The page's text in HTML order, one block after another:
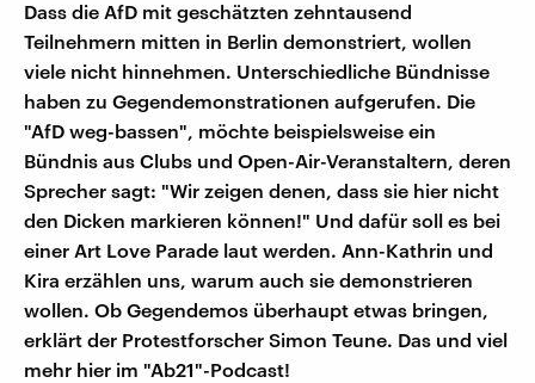
Dass die AfD mit geschätzten zehntausend
Teilnehmern mitten in Berlin demonstriert, wollen
viele nicht hinnehmen. Unterschiedliche Bündnisse
haben zu Gegendemonstrationen aufgerufen. Die
"AfD weg-bassen", möchte beispielsweise ein
Bündnis aus Clubs und Open-Air-Veranstaltern, deren
Sprecher sagt: "Wir zeigen denen, dass sie hier nicht
den Dicken markieren können!" Und dafür soll es bei
einer Art Love Parade laut werden. Ann-Kathrin und
Kira erzählen uns, warum auch sie demonstrieren
wollen. Ob Gegendemos überhaupt etwas bringen,
erklärt der Protestforscher Simon Teune. Das und viel
mehr hier im "Ab21"-Podcast!